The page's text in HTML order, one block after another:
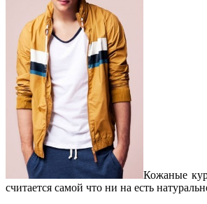
Кожаные
считается самой что ни на есть